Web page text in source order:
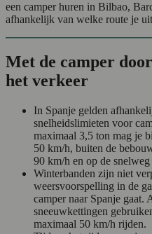
een camper huren in Bilbao,
afhankelijk van welke route je
Met de camper
het verkeer
In Spanje gelden
snelheidslimieten voor
maximaal 3,5 ton mag je
50 km/h, buiten de
90 km/h en op de
Winterbanden zijn niet
weersvoorspelling in de
camper naar Spanje gaat.
sneeuwkettingen
maximaal 50 km/h rijden.